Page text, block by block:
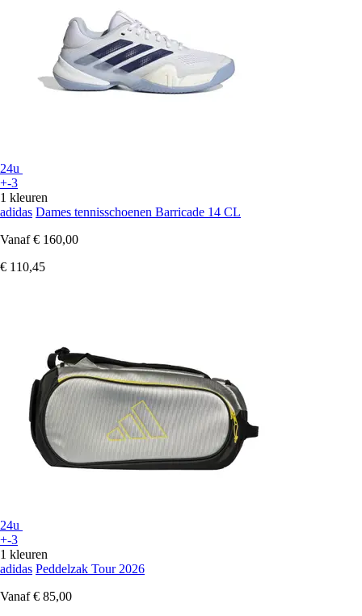
24u
+-3
1 kleuren
adidas Dames tennisschoenen Barricade 14 CL
Vanaf € 160,00
€ 110,45
24u
+-3
1 kleuren
adidas Peddelzak Tour 2026
Vanaf € 85,00